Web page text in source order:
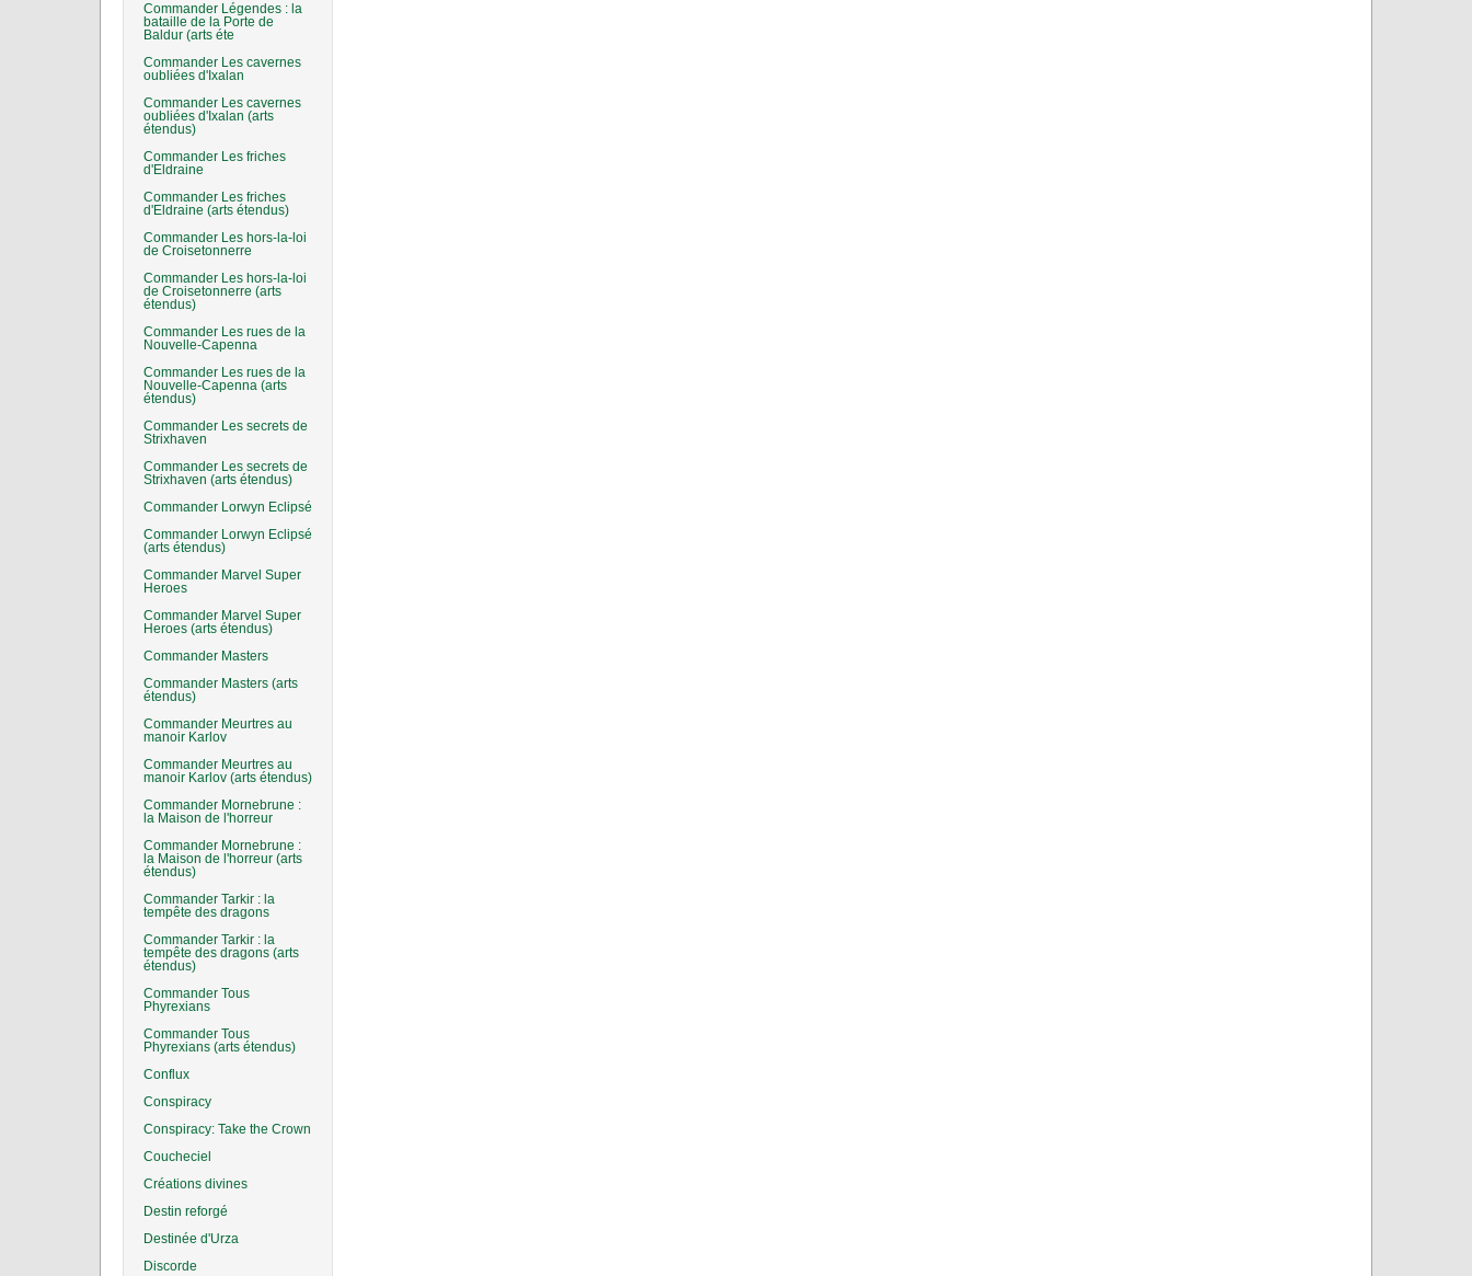
Commander Légendes : la
bataille de la Porte de
Baldur (arts éte
Commander Les cavernes
oubliées d'Ixalan
Commander Les cavernes
oubliées d'Ixalan (arts
étendus)
Commander Les friches
d'Eldraine
Commander Les friches
d'Eldraine (arts étendus)
Commander Les hors-la-loi
de Croisetonnerre
Commander Les hors-la-loi
de Croisetonnerre (arts
étendus)
Commander Les rues de la
Nouvelle-Capenna
Commander Les rues de la
Nouvelle-Capenna (arts
étendus)
Commander Les secrets de
Strixhaven
Commander Les secrets de
Strixhaven (arts étendus)
Commander Lorwyn Eclipsé
Commander Lorwyn Eclipsé
(arts étendus)
Commander Marvel Super
Heroes
Commander Marvel Super
Heroes (arts étendus)
Commander Masters
Commander Masters (arts
étendus)
Commander Meurtres au
manoir Karlov
Commander Meurtres au
manoir Karlov (arts étendus)
Commander Mornebrune :
la Maison de l'horreur
Commander Mornebrune :
la Maison de l'horreur (arts
étendus)
Commander Tarkir : la
tempête des dragons
Commander Tarkir : la
tempête des dragons (arts
étendus)
Commander Tous
Phyrexians
Commander Tous
Phyrexians (arts étendus)
Conflux
Conspiracy
Conspiracy: Take the Crown
Coucheciel
Créations divines
Destin reforgé
Destinée d'Urza
Discorde